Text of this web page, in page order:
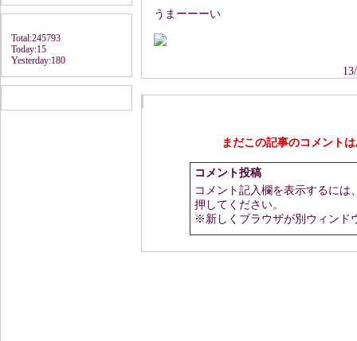
Total:245793
Today:15
Yesterday:180
うまーーーい
まだこの記事のコメント
コメント投稿
コメント記入欄を表示するには
押してください。
※新しくブラウザが別ウィンド